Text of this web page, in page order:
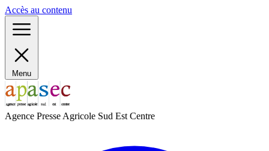
Accès au contenu
Menu
Agence Presse Agricole Sud Est Centre
Panneau de gestion des cookies